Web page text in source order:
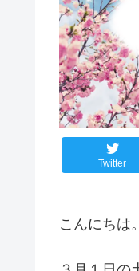
Twitter
こんにちは。